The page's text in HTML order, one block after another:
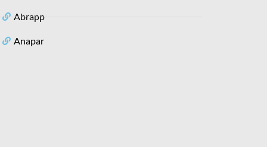
Abrapp
Anapar